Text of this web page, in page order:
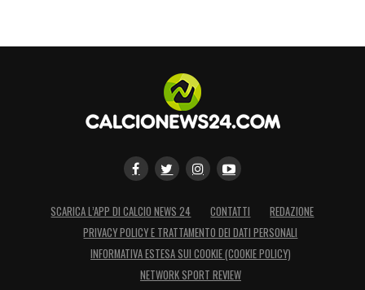
SCARICA L’APP DI CALCIO NEWS 24 CONTATTI
REDAZIONE
PRIVACY POLICY E TRATTAMENTO DEI DATI PERSONALI
INFORMATIVA ESTESA SUI COOKIE (COOKIE POLICY)
NETWORK SPORT REVIEW